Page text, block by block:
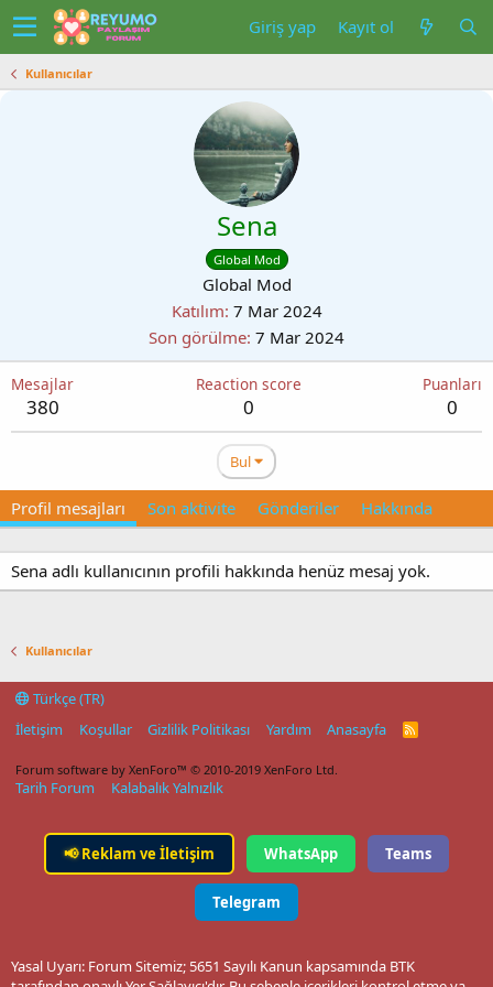
Giriş yap Kayıt ol
Kullanıcılar
Sena
Global Mod
Global Mod
Katılım 7 Mar 2024
Son görülme 7 Mar 2024
Mesajlar
380
Reaction score
0
Puanları
0
Bul
Profil mesajları Son aktivite Gönderiler Hakkında
Sena adlı kullanıcının profili hakkında henüz mesaj yok.
Kullanıcılar
Türkçe (TR)
İletişim
Koşullar Gizlilik Politikası Yardım Anasayfa
R
Forum software by XenForo™ © 2010-2019 XenForo Ltd.
Tarih Forum Kalabalık Yalnızlık
📢Reklam ve İletişim WhatsApp Teams
Telegram
Yasal Uyarı: Forum Sitemiz; 5651 Sayılı Kanun kapsamında BTK